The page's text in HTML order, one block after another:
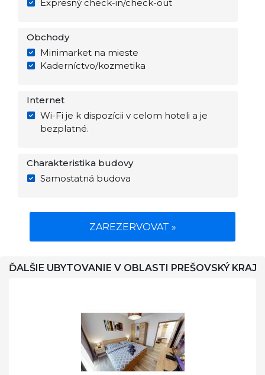
Expresný check-in/check-out
Obchody
Minimarket na mieste
Kaderníctvo/kozmetika
Internet
Wi-Fi je k dispozícii v celom hoteli a je
bezplatné.
Charakteristika budovy
Samostatná budova
ZAREZERVOVAT »
ĎALŠIE UBYTOVANIE V OBLASTI PREŠOVSKÝ KRAJ